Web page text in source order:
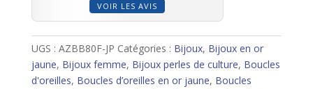
VOIR LES AVIS
UGS : AZBB80F-JP Catégories : Bijoux, Bijoux en or
jaune, Bijoux femme, Bijoux perles de culture, Boucles
d'oreilles, Boucles d’oreilles en or jaune, Boucles